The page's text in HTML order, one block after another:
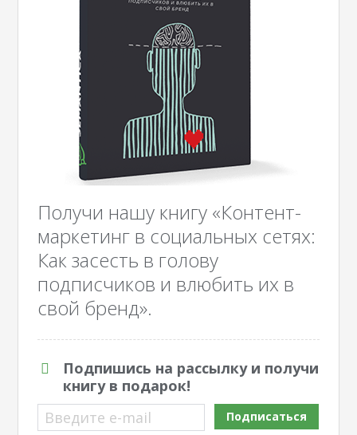
Получи нашу книгу «Контент-
маркетинг в социальных сетях:
Как засесть в голову
подписчиков и влюбить их в
свой бренд».
Подпишись на рассылку и получи
книгу в подарок!
Введите e-mail
Подписаться